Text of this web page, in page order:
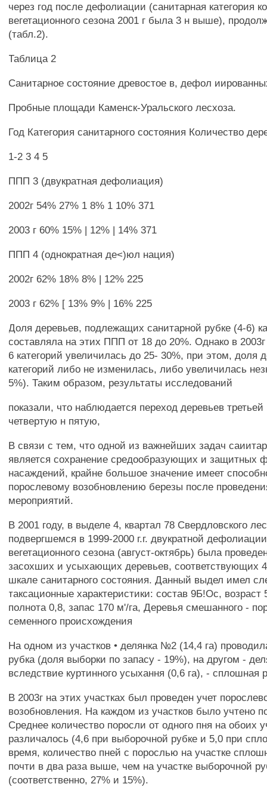
через год после дефолиации (санитарная категория
вегетационного сезона 2001 г была 3 н выше),
(табл.2).
Таблица 2
Санитарное состояние древостое в, дефол
Пробные площади Каменск-Уральского лесхоза.
Год Категория санитарного состояния Количество
1-2 3 4 5
ППП 3 (двукратная дефолиация)
2002г 54% 27% 1 8% 1 10% 371
2003 г 60% 15% | 12% | 14% 371
ППП 4 (однократная де<)юл нация)
2002г 62% 18% 8% | 12% 225
2003 г 62% [ 13% 9% | 16% 225
Доля деревьев, подлежащих санитарной рубке (4-6)
составляла на этих ППП от 18 до 20%. Однако в
6 категорий увеличилась до 25- 30%, при этом, доля
категорий либо не изменилась, либо увеличилась
5%). Таким образом, результаты исследований
показали, что наблюдается переход деревьев третьей
четвертую н пятую,
В связи с тем, что одной из важнейших задач
является сохранение средообразующих и защитных
насаждений, крайне большое значение имеет
порослевому возобновлению березы после
мероприятий.
В 2001 году, в выделе 4, квартал 78 Свердловского
подвергшемся в 1999-2000 г.г. двукратной
вегетационного сезона (август-октябрь) была
засохших и усыхающих деревьев, соответствующих
шкале санитарного состояния. Данный выдел имел
таксационные характеристики: состав 9Б!Ос, возраст
полнота 0,8, запас 170 м'/га, Деревья смешанного -
семенного происхождения
На одном из участков • делянка №2 (14,4 га)
рубка (доля выборки по запасу - 19%), на другом -
вследствие куртинного усыхання (0,6 га), - сплошная
В 2003г на этих участках был проведен учет
возобновления. На каждом из участков было учтено
Среднее количество поросли от одного пня на обоих
различалось (4,6 при выборочной рубке и 5,0 при
время, количество пней с порослью на участке
почти в два раза выше, чем на участке выборочной
(соответственно, 27% и 15%).